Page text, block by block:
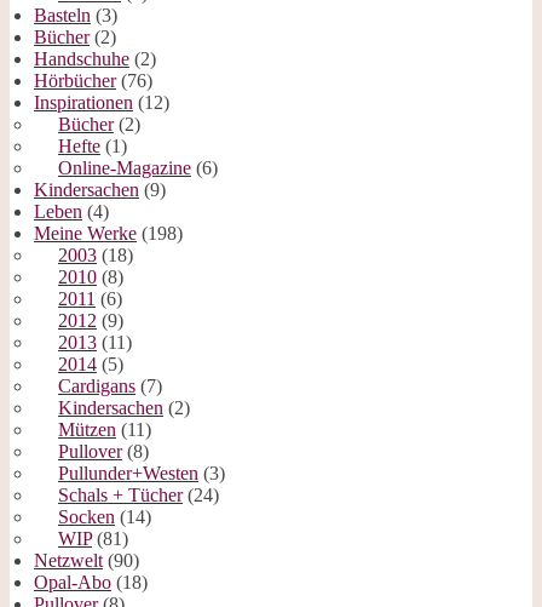
Basteln (3)
Bücher(2)
Handschuhe (2)
Hörbücher(76)
Inspirationen (12)
Bücher(2)
Hefte (1)
Online-Magazine (6)
Kindersachen (9)
Leben (4)
Meine Werke (198)
2003 (18)
2010 (8)
2011 (6)
2012 (9)
2013 (11)
2014 (5)
Cardigans (7)
Kindersachen (2)
Mützen (11)
Pullover(8)
Pullunder+Westen (3)
Schals + Tücher(24)
Socken (14)
WIP(81)
Netzwelt (90)
Opal-Abo (18)